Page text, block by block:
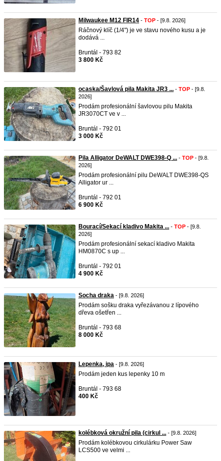
Milwaukee M12 FIR14 - TOP - [9.8. 2026]
Ráčnový klíč (1/4") je ve stavu nového kusu a je
dodává ...
Bruntál - 793 82
3 800 Kč
ocaska/Šavlová pila Makita JR3 ... - TOP - [9.8.
2026]
Prodám profesionální šavlovou pilu Makita
JR3070CT ve v ...
Bruntál - 792 01
3 000 Kč
Pila Alligator DeWALT DWE398-Q ... - TOP - [9.8.
2026]
Prodám profesionální pilu DeWALT DWE398-QS
Alligator ur ...
Bruntál - 792 01
6 900 Kč
Bourací/Sekací kladivo Makita ... - TOP - [9.8.
2026]
Prodám profesionální sekací kladivo Makita
HM0870C s up ...
Bruntál - 792 01
4 900 Kč
Socha draka - [9.8. 2026]
Prodám sošku draka vyřezávanou z lípového
dřeva ošetřen ...
Bruntál - 793 68
8 000 Kč
Lepenka, ipa - [9.8. 2026]
Prodám jeden kus lepenky 10 m
Bruntál - 793 68
400 Kč
kolébková okružní pila (cirkul ... - [9.8. 2026]
Prodám kolébkovou cirkulárku Power Saw
LCS500 ve velmi ...